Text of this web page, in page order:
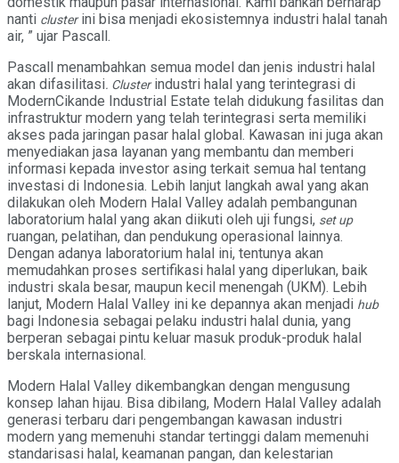
nanti clusterini bisa menjadi ekosistemnya industri halal tanah
air, ” ujar Pascall.
Pascall menambahkan semua model dan jenis industri halal
akan difasilitasi. Clusterindustri halal yang terintegrasi di
ModernCikande Industrial Estate telah didukung fasilitas dan
infrastruktur modern yang telah terintegrasi serta memiliki
akses pada jaringan pasar halal global. Kawasan ini juga akan
menyediakan jasa layanan yang membantu dan memberi
informasi kepada investor asing terkait semua hal tentang
investasi di Indonesia. Lebih lanjut langkah awal yang akan
dilakukan oleh Modern Halal Valley adalah pembangunan
laboratorium halal yang akan diikuti oleh uji fungsi, set up
ruangan, pelatihan, dan pendukung operasional lainnya.
Dengan adanya laboratorium halal ini, tentunya akan
memudahkan proses sertifikasi halal yang diperlukan, baik
industri skala besar, maupun kecil menengah (UKM). Lebih
lanjut, Modern Halal Valley ini ke depannya akan menjadi hub
bagi Indonesia sebagai pelaku industri halal dunia, yang
berperan sebagai pintu keluar masuk produk-produk halal
berskala internasional.
Modern Halal Valley dikembangkan dengan mengusung
konsep lahan hijau. Bisa dibilang, Modern Halal Valley adalah
generasi terbaru dari pengembangan kawasan industri
modern yang memenuhi standar tertinggi dalam memenuhi
standarisasi halal, keamanan pangan, dan kelestarian